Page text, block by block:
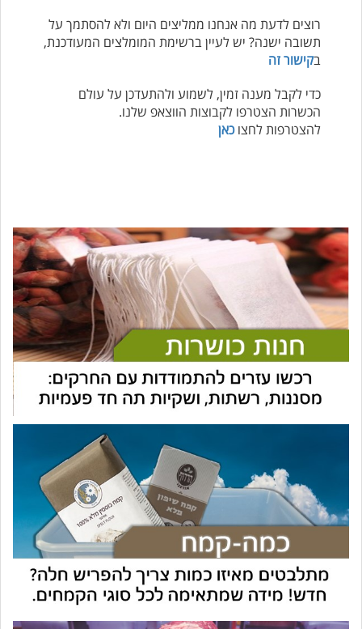
רוצים לדעת מה אנחנו ממליצים היום ולא להסתמך על
תשובה ישנה? יש לעיין ברשימת המומלצים המעודכנת,
בקישור זה
כדי לקבל מענה זמין, לשמוע ולהתעדכן על עולם
הכשרות הצטרפו לקבוצות הווצאפ שלנו.
להצטרפות לחצוכאן